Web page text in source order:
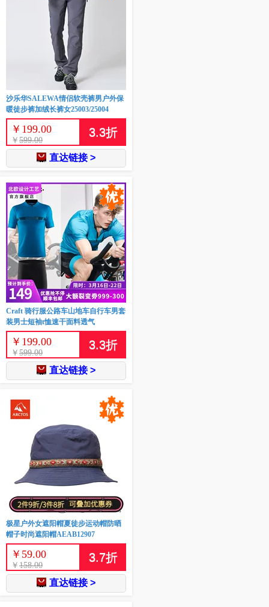
沙乐华SALEWA情侣软壳裤男户外保
暖徒步裤加绒长裤女25003/25004
￥ 199.00
￥ 599.00
3.3折
直达链接 >
Craft 骑行服公路车山地车自行车男套
装男士短袖t恤速干面料透气
￥ 199.00
￥ 599.00
3.3折
直达链接 >
极星户外女遮阳帽夏徒步运动帽防晒
帽子时尚遮阳帽AEAB12907
￥ 59.00
￥ 158.00
3.7折
直达链接 >